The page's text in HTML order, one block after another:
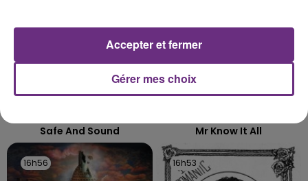
Safe And Sound Mr Know It All
16h56
16h56 16h53
16h53
Gérer mes choix
Accepter et fermer